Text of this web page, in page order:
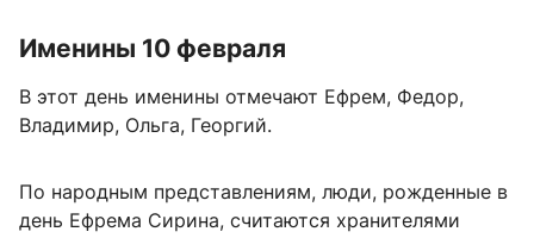
Именины 10 февраля
В этот день именины отмечают Ефрем, Федор,
Владимир, Ольга, Георгий.
По народным представлениям, люди, рожденные в
день Ефрема Сирина, считаются хранителями